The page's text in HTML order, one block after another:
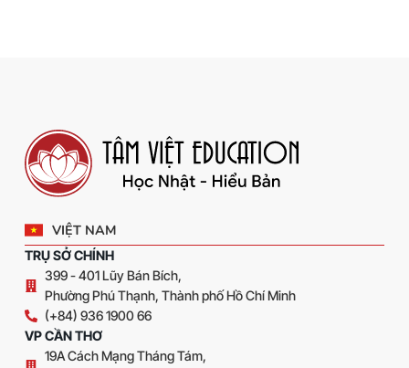
VIỆT NAM
TRỤ SỞ CHÍNH
399 - 401 Lũy Bán Bích,
Phường Phú Thạnh, Thành phố Hồ Chí Minh
(+84) 936 1900 66
VP CẦN THƠ
19A Cách Mạng Tháng Tám,